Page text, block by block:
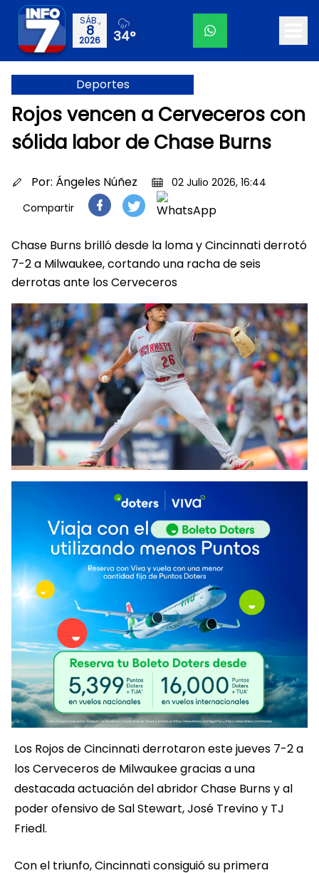
SÁB.,
8
2026 34°
Deportes
Rojos vencen a Cerveceros con
sólida labor de Chase Burns
Por: Ángeles Núñez
02 Julio 2026, 16:44
Compartir
Chase Burns brilló desde la loma y Cincinnati derrotó
7-2 a Milwaukee, cortando una racha de seis
derrotas ante los Cerveceros
Los Rojos de Cincinnati derrotaron este jueves 7-2 a
los Cerveceros de Milwaukee gracias a una
destacada actuación del abridor Chase Burns y al
poder ofensivo de Sal Stewart, José Trevino y TJ
Friedl.
Con el triunfo, Cincinnati consiguió su primera